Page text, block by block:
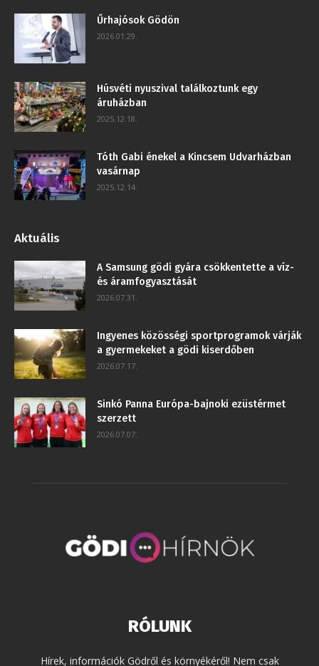
Űrhajósok Gödön
2026.01.29.
Húsvéti nyuszival találkoztunk egy
áruházban
2025.12.18.
Tóth Gabi énekel a Kincsem Udvarházban
vasárnap
2025.12.14.
Aktuális
A Samsung gödi gyára csökkentette a víz-
és áramfogyasztását
2026.07.31.
Ingyenes közösségi sportprogramok várják
a gyermekeket a gödi kiserdőben
2026.07.17.
Sinkó Panna Európa-bajnoki ezüstérmet
szerzett
2026.07.07.
RÓLUNK
Hírek, információk Gödről és környékéről! Nem csak